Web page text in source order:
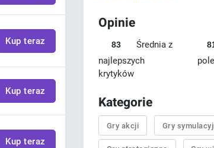
Kup teraz
Kup teraz
Kup teraz
Opinie
83
Średnia z
najlepszych
krytyków
Kategorie
Gry akcji Gry